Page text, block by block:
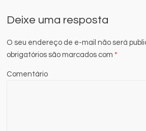
Deixe uma resposta
O seu endereço de e-mail não será
obrigatórios são marcados com*
Comentário